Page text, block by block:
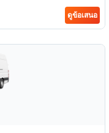
ดูข้อเสนอ